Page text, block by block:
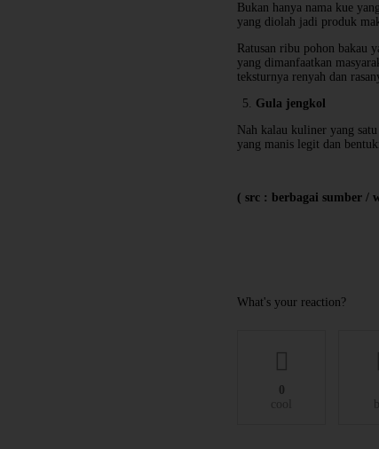
Bukan hanya nama kue
yang diolah jadi produk
Ratusan ribu pohon bakau
yang dimanfaatkan
teksturnya renyah dan
Gula jengkol
Nah kalau kuliner yang
yang manis legit dan
( src : berbagai sumber /
What's your reaction?
0